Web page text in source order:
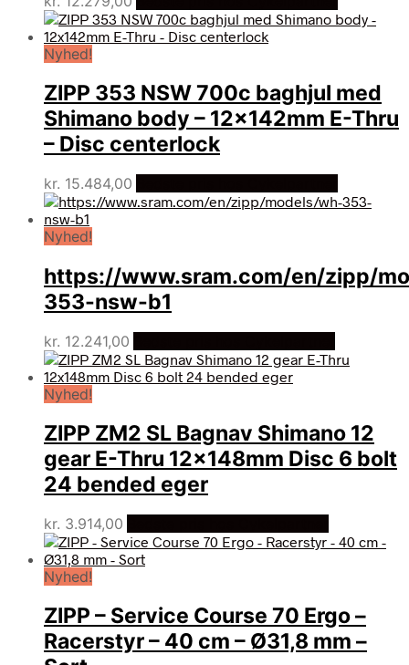
Nyhed!
ZIPP 353 NSW 700c baghjul med
Shimano body – 12x142mm E-Thru
– Disc centerlock
kr. 15.484,00
Nyhed!
https://www.sram.com/en/zipp/
353-nsw-b1
kr. 12.241,00
Nyhed!
ZIPP ZM2 SL Bagnav Shimano 12
gear E-Thru 12x148mm Disc 6 bolt
24 bended eger
kr. 3.914,00
Nyhed!
ZIPP – Service Course 70 Ergo –
Racerstyr – 40 cm – Ø31,8 mm –